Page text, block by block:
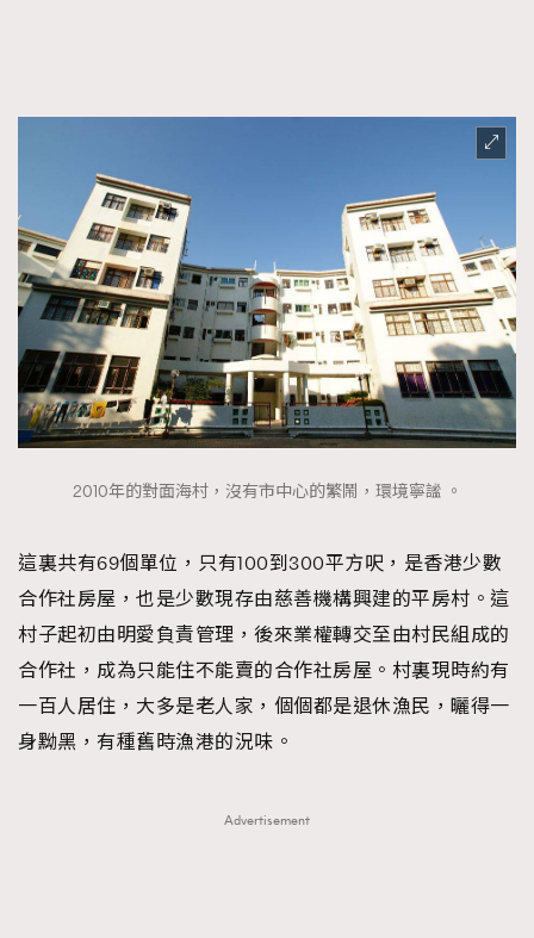
2010年的對面海村，沒有市中心的繁鬧，環境寧謐 。
這裏共有69個單位，只有100到300平方呎，是香港少數
合作社房屋，也是少數現存由慈善機構興建的平房村。這
村子起初由明愛負責管理，後來業權轉交至由村民組成的
合作社，成為只能住不能賣的合作社房屋。村裏現時約有
一百人居住，大多是老人家，個個都是退休漁民，曬得一
身黝黑，有種舊時漁港的況味。
Advertisement